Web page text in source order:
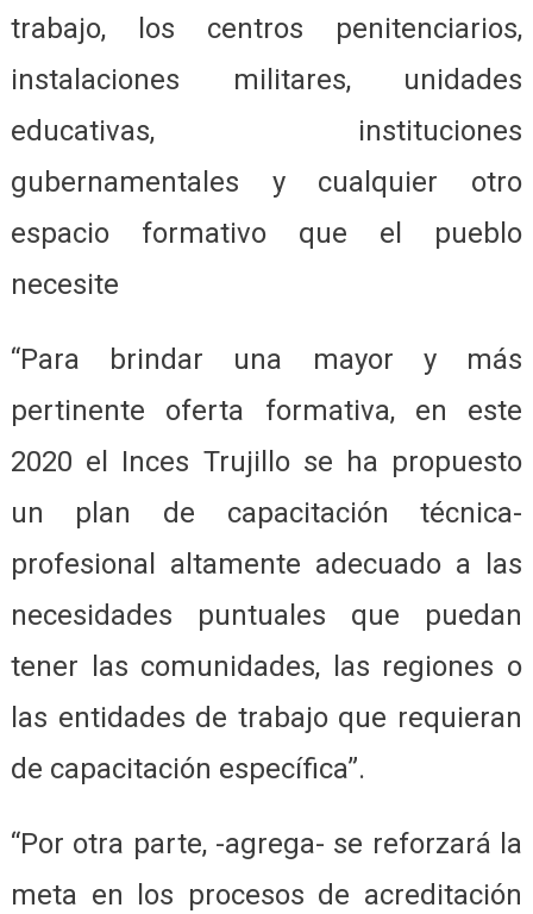
trabajo, los centros penitenciarios,
instalaciones militares, unidades
educativas, instituciones
gubernamentales y cualquier otro
espacio formativo que el pueblo
necesite
“Para brindar una mayor y más
pertinente oferta formativa, en este
2020 el Inces Trujillo se ha propuesto
un plan de capacitación técnica-
profesional altamente adecuado a las
necesidades puntuales que puedan
tener las comunidades, las regiones o
las entidades de trabajo que requieran
de capacitación específica”.
“Por otra parte, -agrega- se reforzará la
meta en los procesos de acreditación